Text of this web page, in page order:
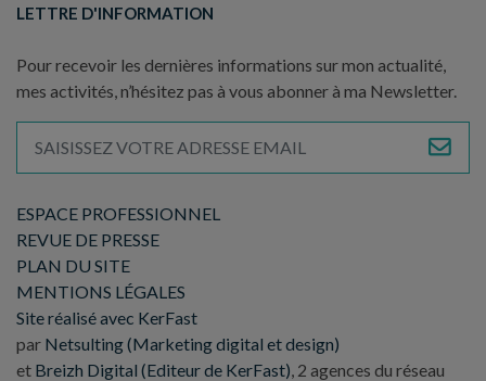
ESPACE PROFESSIONNEL
REVUE DE PRESSE
PLAN DU SITE
MENTIONS LÉGALES
Site réalisé avec KerFast
par Netsulting (Marketing digital et design)
et Breizh Digital (Editeur de KerFast) , 2 agences du réseau
LETTRE D'INFORMATION
Pour recevoir les dernières informations sur mon actualité,
mes activités, n’hésitez pas à vous abonner à ma Newsletter.